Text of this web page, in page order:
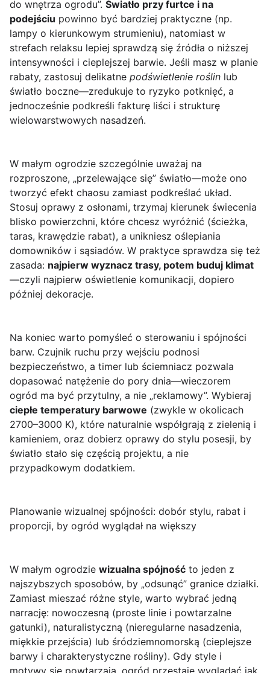
do wnętrza ogrodu”. Światło przy furtce i na
podejściu powinno być bardziej praktyczne (np.
lampy o kierunkowym strumieniu), natomiast w
strefach relaksu lepiej sprawdzą się źródła o niższej
intensywności i cieplejszej barwie. Jeśli masz w planie
rabaty, zastosuj delikatne podświetlenie roślin lub
światło boczne—zredukuje to ryzyko potknięć, a
jednocześnie podkreśli fakturę liści i strukturę
wielowarstwowych nasadzeń.
W małym ogrodzie szczególnie uważaj na
rozproszone, „przelewające się” światło—może ono
tworzyć efekt chaosu zamiast podkreślać układ.
Stosuj oprawy z osłonami, trzymaj kierunek świecenia
blisko powierzchni, które chcesz wyróżnić (ścieżka,
taras, krawędzie rabat), a unikniesz oślepiania
domowników i sąsiadów. W praktyce sprawdza się też
zasada: najpierw wyznacz trasy, potem buduj klimat
—czyli najpierw oświetlenie komunikacji, dopiero
później dekoracje.
Na koniec warto pomyśleć o sterowaniu i spójności
barw. Czujnik ruchu przy wejściu podnosi
bezpieczeństwo, a timer lub ściemniacz pozwala
dopasować natężenie do pory dnia—wieczorem
ogród ma być przytulny, a nie „reklamowy”. Wybieraj
ciepłe temperatury barwowe (zwykle w okolicach
2700–3000 K), które naturalnie współgrają z zielenią i
kamieniem, oraz dobierz oprawy do stylu posesji, by
światło stało się częścią projektu, a nie
przypadkowym dodatkiem.
Planowanie wizualnej spójności: dobór stylu, rabat i
proporcji, by ogród wyglądał na większy
W małym ogrodzie wizualna spójność to jeden z
najszybszych sposobów, by „odsunąć” granice działki.
Zamiast mieszać różne style, warto wybrać jedną
narrację: nowoczesną (proste linie i powtarzalne
gatunki), naturalistyczną (nieregularne nasadzenia,
miękkie przejścia) lub śródziemnomorską (cieplejsze
barwy i charakterystyczne rośliny). Gdy style i